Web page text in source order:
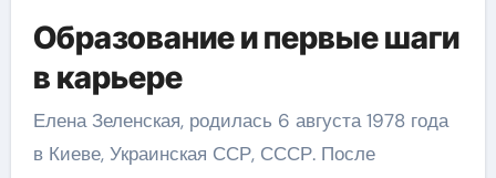
Образование и первые шаги
в карьере
Елена Зеленская, родилась 6 августа 1978 года
в Киеве, Украинская ССР, СССР. После